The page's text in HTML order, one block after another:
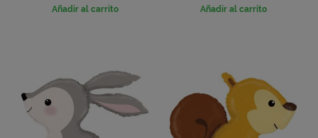
Añadir al carrito Añadir al carrito